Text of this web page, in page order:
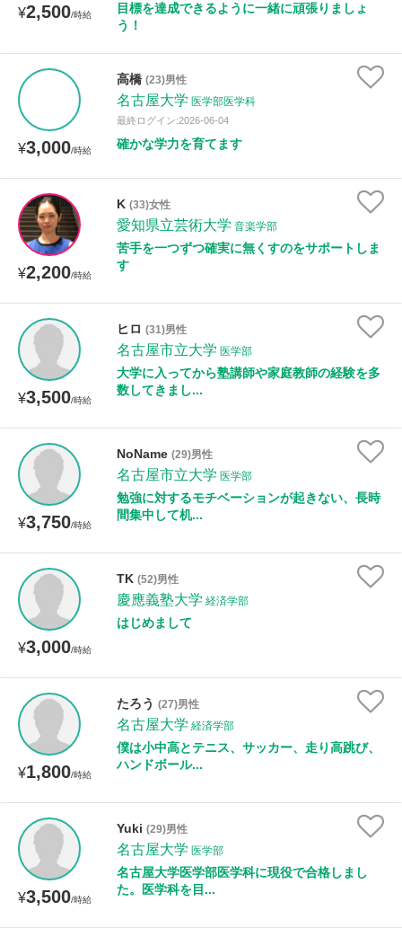
¥2,500/時給
目標を達成できるように一緒に頑張りましょ
う！
¥3,000/時給
高橋 (23)男性
名古屋大学 医学部医学科
最終ログイン:2026-06-04
確かな学力を育てます
¥2,200/時給
K (33)女性
愛知県立芸術大学 音楽学部
苦手を一つずつ確実に無くすのをサポートしま
す
¥3,500/時給
ヒロ (31)男性
名古屋市立大学 医学部
大学に入ってから塾講師や家庭教師の経験を多
数してきまし...
¥3,750/時給
NoName (29)男性
名古屋市立大学 医学部
勉強に対するモチベーションが起きない、長時
間集中して机...
¥3,000/時給
TK (52)男性
慶應義塾大学 経済学部
はじめまして
¥1,800/時給
たろう (27)男性
名古屋大学 経済学部
僕は小中高とテニス、サッカー、走り高跳び、
ハンドボール...
¥3,500/時給
Yuki (29)男性
名古屋大学 医学部
名古屋大学医学部医学科に現役で合格しまし
た。医学科を目...